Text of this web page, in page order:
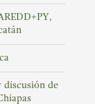
discusión de